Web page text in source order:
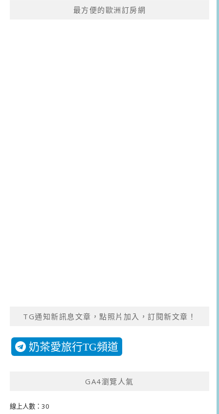
最方便的歐洲訂房網
TG通知新訊息文章，點照片加入，訂閱新文章！
奶茶愛旅行TG頻道
GA4瀏覽人氣
線上人數：30